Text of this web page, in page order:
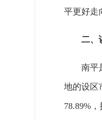
平更好走
二、
南平
地的设区
78.89%